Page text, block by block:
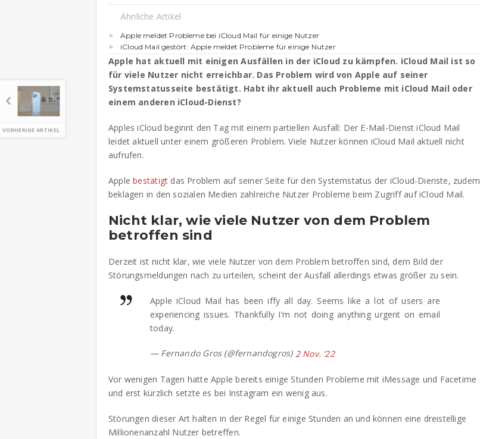
VORHERIGE ARTIKEL
Ähnliche Artikel
Apple meldet Probleme bei iCloud Mail für einige Nutzer
iCloud Mail gestört: Apple meldet Probleme für einige Nutzer
Apple hat aktuell mit einigen Ausfällen in der iCloud zu kämpfen. iCloud Mail ist so
für viele Nutzer nicht erreichbar. Das Problem wird von Apple auf seiner
Systemstatusseite bestätigt. Habt ihr aktuell auch Probleme mit iCloud Mail oder
einem anderen iCloud-Dienst?
Apples iCloud beginnt den Tag mit einem partiellen Ausfall: Der E-Mail-Dienst iCloud Mail
leidet aktuell unter einem größeren Problem. Viele Nutzer können iCloud Mail aktuell nicht
aufrufen.
Applebestätigt das Problem auf seiner Seite für den Systemstatus der iCloud-Dienste, zudem
beklagen in den sozialen Medien zahlreiche Nutzer Probleme beim Zugriff auf iCloud Mail.
Nicht klar, wie viele Nutzer von dem Problem
betroffen sind
Derzeit ist nicht klar, wie viele Nutzer von dem Problem betroffen sind, dem Bild der
Störungsmeldungen nach zu urteilen, scheint der Ausfall allerdings etwas größer zu sein.
Apple iCloud Mail has been iffy all day. Seems like a lot of users are
experiencing issues. Thankfully I’m not doing anything urgent on email
today.
— Fernando Gros (@fernandogros) 2 Nov. ’22
Vor wenigen Tagen hatte Apple bereits einige Stunden Probleme mit iMessage und Facetime
und erst kürzlich setzte es bei Instagram ein wenig aus.
Störungen dieser Art halten in der Regel für einige Stunden an und können eine dreistellige
Millionenanzahl Nutzer betreffen.